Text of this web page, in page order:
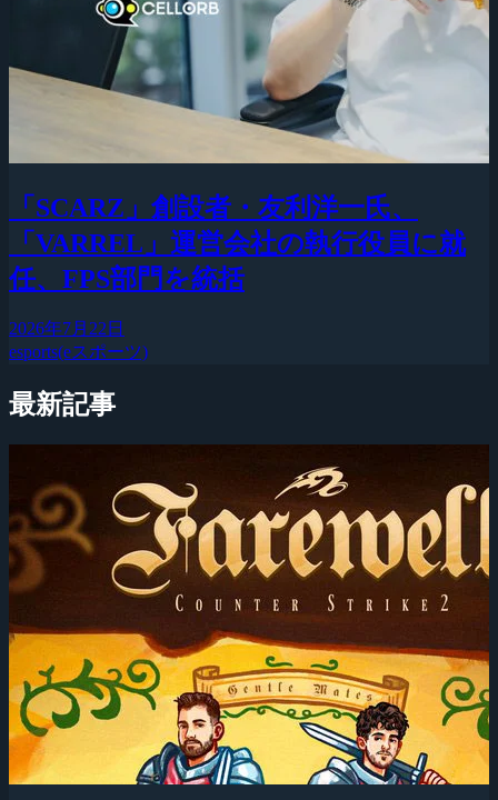
「SCARZ」創設者・友利洋一氏、
「VARREL」運営会社の執行役員に就
任、FPS部門を統括
2026年7月22日
esports(eスポーツ)
最新記事